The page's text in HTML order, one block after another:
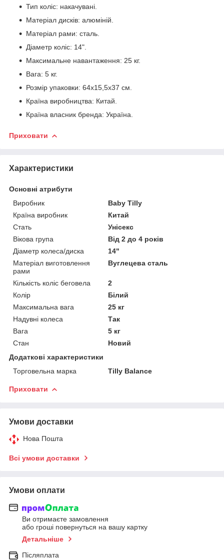
Тип коліс: накачувані.
Матеріал дисків: алюміній.
Матеріал рами: сталь.
Діаметр коліс: 14".
Максимальне навантаження: 25 кг.
Вага: 5 кг.
Розмір упаковки: 64х15,5х37 см.
Країна виробництва: Китай.
Країна власник бренда: Україна.
Приховати
Характеристики
Основні атрибути
Виробник
Baby Tilly
Країна виробник
Китай
Стать
Унісекс
Вікова група
Від 2 до 4 років
Діаметр колеса/диска
14"
Матеріал виготовлення
рами
Вуглецева сталь
Кількість коліс беговела
2
Колір
Білий
Максимальна вага
25 кг
Надувні колеса
Так
Вага
5 кг
Стан
Новий
Додаткові характеристики
Торговельна марка
Tilly Balance
Приховати
Умови доставки
Нова Пошта
Всі умови доставки
Умови оплати
Ви отримаєте замовлення
або гроші повернуться на вашу картку
Детальніше
Післяплата